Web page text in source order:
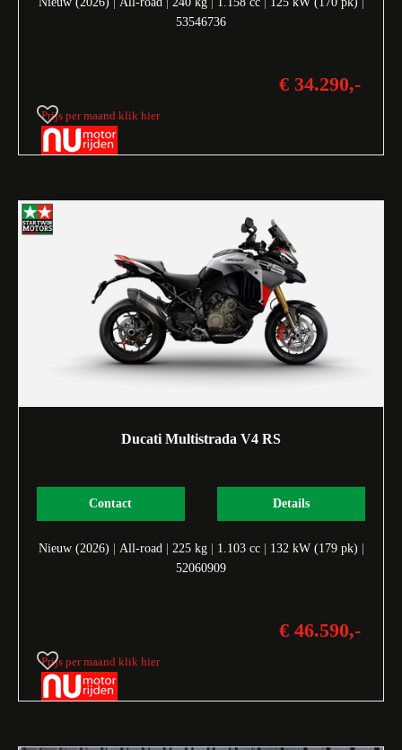
53546736
€ 34.290,-
Prijs per maand klik hier
Ducati Multistrada V4 RS
Details
Contact
Nieuw (2026) All-road| 225 kg| 1.103 cc| 132 kW (179 pk)
52060909
€ 46.590,-
Prijs per maand klik hier